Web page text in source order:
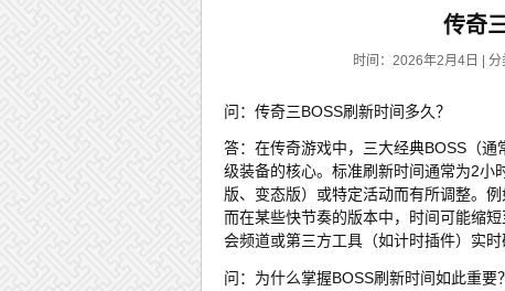
传奇
时间：2026年2月4日 | 分
问：传奇三BOSS刷新时间多久？
答：在传奇游戏中，三大经典BOSS（
级装备的核心。标准刷新时间通常为2小
版、变态版）或特定活动而有所调整。
而在某些快节奏的版本中，时间可能缩
会频道或第三方工具（如计时插件）实时
问：为什么掌握BOSS刷新时间如此重要？